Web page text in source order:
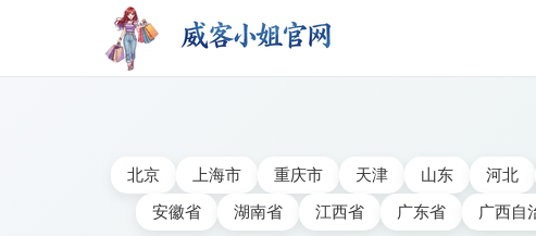
北京 上海市 重庆市 天津 山东 河北
安徽省
湖南省 江西省 广东省 广西自